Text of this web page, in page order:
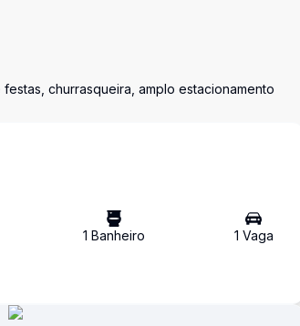
churrasqueira, amplo estacionamento
1 Banheiro 1 Vaga